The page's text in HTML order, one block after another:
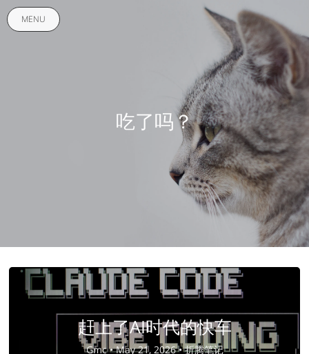
MENU
吃了吗？
赶上了AI时代的快车
Gmc •May 21, 2026 •折腾笔记